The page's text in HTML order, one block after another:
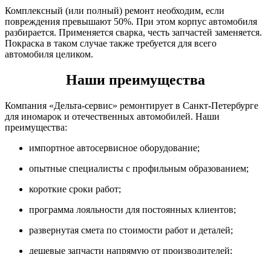
Комплексный (или полный) ремонт необходим, если
повреждения превышают 50%. При этом корпус автомобиля
разбирается. Применяется сварка, честь запчастей заменяется.
Покраска в таком случае также требуется для всего
автомобиля целиком.
Наши преимущества
Компания «Дельта-сервис» ремонтирует в Санкт-Петербурге
для иномарок и отечественных автомобилей. Наши
преимущества:
импортное автосервисное оборудование;
опытные специалисты с профильным образованием;
короткие сроки работ;
программа лояльности для постоянных клиентов;
развернутая смета по стоимости работ и деталей;
дешевые запчасти напрямую от производителей;